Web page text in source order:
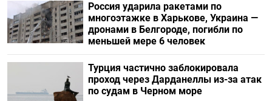
Россия ударила ракетами по
многоэтажке в Харькове, Украина —
дронами в Белгороде, погибли по
меньшей мере 6 человек
Турция частично заблокировала
проход через Дарданеллы из-за атак
по судам в Черном море